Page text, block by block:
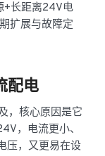
+长距离24V电
扩展与故障定
配电
，核心原因是它
，电流更小、
压，又更易在设